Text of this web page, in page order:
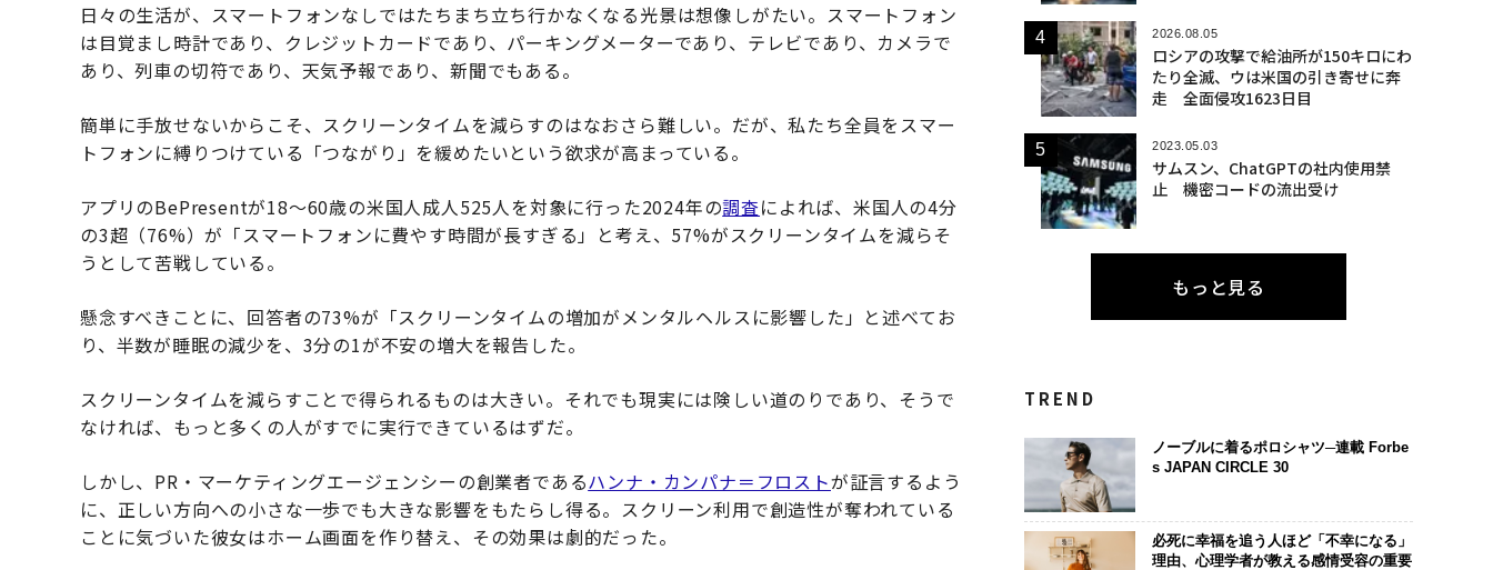
日々の生活が、スマートフォンなしではたちまち立ち行かなくなる光景は想像しがたい。スマートフォン
は目覚まし時計であり、クレジットカードであり、パーキングメーターであり、テレビであり、カメラで
あり、列車の切符であり、天気予報であり、新聞でもある。
簡単に手放せないからこそ、スクリーンタイムを減らすのはなおさら難しい。だが、私たち全員をスマー
トフォンに縛りつけている「つながり」を緩めたいという欲求が高まっている。
アプリのBePresentが18〜60歳の米国人成人525人を対象に行った2024年の調査によれば、米国人の4分
の3超（76%）が「スマートフォンに費やす時間が長すぎる」と考え、57%がスクリーンタイムを減らそ
うとして苦戦している。
懸念すべきことに、回答者の73%が「スクリーンタイムの増加がメンタルヘルスに影響した」と述べてお
り、半数が睡眠の減少を、3分の1が不安の増大を報告した。
スクリーンタイムを減らすことで得られるものは大きい。それでも現実には険しい道のりであり、そうで
なければ、もっと多くの人がすでに実行できているはずだ。
しかし、PR・マーケティングエージェンシーの創業者であるハンナ・カンパナ＝フロストが証言するよう
に、正しい方向への小さな一歩でも大きな影響をもたらし得る。スクリーン利用で創造性が奪われている
ことに気づいた彼女はホーム画面を作り替え、その効果は劇的だった。
2026.08.05
ロシアの攻撃で給油所が150キロにわ
たり全滅、ウは米国の引き寄せに奔
走 全面侵攻1623日目
2023.05.03
サムスン、ChatGPTの社内使用禁
止 機密コードの流出受け
もっと見る
TREND
ノーブルに着るポロシャツ─連載 Forbe
s JAPAN CIRCLE 30
必死に幸福を追う人ほど「不幸になる」
理由、心理学者が教える感情受容の重要